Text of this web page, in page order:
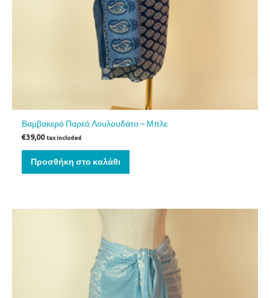
Βαμβακερό Παρεό Λουλουδάτο – Μπλε
€39,00 tax included
Προσθήκη στο καλάθι